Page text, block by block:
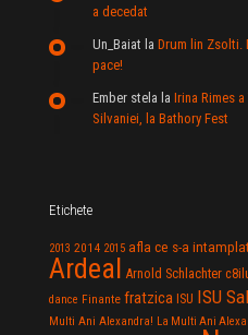
a decedat
Un_Baiat la Drum lin Zsolti.
pace!
Ember stela la Irina Rimes
Silvaniei, la Bathory Fest
Etichete
2013 2014 2015 afla ce s-a intamplat
Ardeal Arnold Schlachter
dance Finante fratzica ISU ISU
Multi Ani Alexandra! La Multi Ani